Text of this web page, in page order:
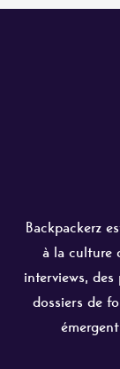
Backpackerz
à la culture
interviews,
dossiers de